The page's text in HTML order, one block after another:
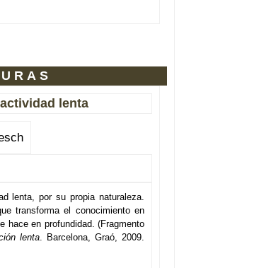
lenta
lenta, por su propia naturaleza.
transforma el conocimiento en
hace en profundidad. (Fragmento
lenta. Barcelona, Graó, 2009.